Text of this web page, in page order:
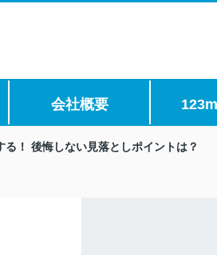
会社概要
！ 後悔しない見落としポイントは？